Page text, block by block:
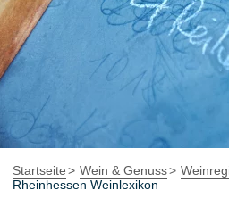
Buchung &
ShopRheinhessen-Blog
Startseite Wein & Genuss
Rheinhessen Weinlexikon